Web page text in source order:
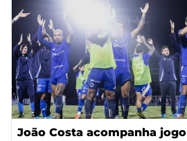
João Costa acompanha jogo